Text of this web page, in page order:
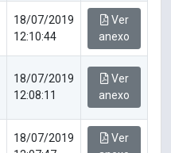
18/07/2019
12:10:44
Ver
anexo
18/07/2019
12:08:11
Ver
anexo
18/07/2019
Ver